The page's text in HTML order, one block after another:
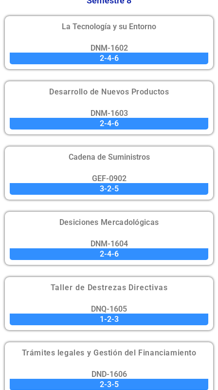
La Tecnología y su Entorno
DNM-1602
2-4-6
Desarrollo de Nuevos Productos
DNM-1603
2-4-6
Cadena de Suministros
GEF-0902
3-2-5
Desiciones Mercadológicas
DNM-1604
2-4-6
Taller de Destrezas Directivas
DNQ-1605
1-2-3
Trámites legales y Gestión del Financiamiento
DND-1606
2-3-5